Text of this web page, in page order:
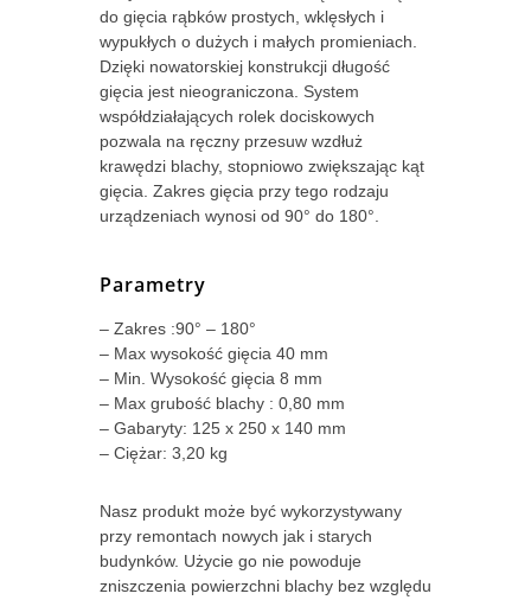
do gięcia rąbków prostych, wklęsłych i
wypukłych o dużych i małych promieniach.
Dzięki nowatorskiej konstrukcji długość
gięcia jest nieograniczona. System
współdziałających rolek dociskowych
pozwala na ręczny przesuw wzdłuż
krawędzi blachy, stopniowo zwiększając kąt
gięcia. Zakres gięcia przy tego rodzaju
urządzeniach wynosi od 90° do 180°.
Parametry
– Zakres :90° – 180°
– Max wysokość gięcia 40 mm
– Min. Wysokość gięcia 8 mm
– Max grubość blachy : 0,80 mm
– Gabaryty: 125 x 250 x 140 mm
– Ciężar: 3,20 kg
Nasz produkt może być wykorzystywany
przy remontach nowych jak i starych
budynków. Użycie go nie powoduje
zniszczenia powierzchni blachy bez względu